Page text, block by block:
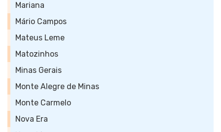
Mariana
Mário Campos
Mateus Leme
Matozinhos
Minas Gerais
Monte Alegre de Minas
Monte Carmelo
Nova Era